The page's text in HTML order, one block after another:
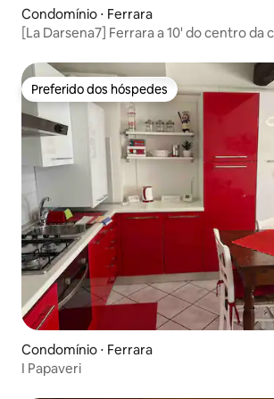
Condomínio ⋅ Ferrara
[La Darsena7] Ferrara a 10' do centro da
Preferido dos hóspedes
Preferido dos hóspedes
Condomínio ⋅ Ferrara
I Papaveri